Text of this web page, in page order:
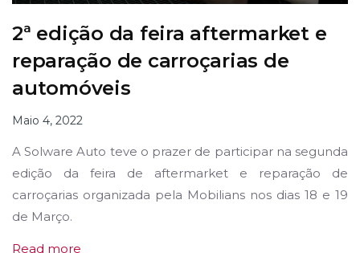
2ª edição da feira aftermarket e
reparação de carroçarias de
automóveis
Maio 4, 2022
A Solware Auto teve o prazer de participar na segunda
edição da feira de aftermarket e reparação de
carroçarias organizada pela Mobilians nos dias 18 e 19
de Março.
Read more